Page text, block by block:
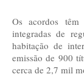
Os acordos têm
integradas de
habitação de
emissão de 900
cerca de 2,7 mil